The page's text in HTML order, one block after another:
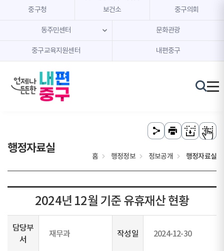
본문 내용 바로가기
주메뉴 바로가기
중구청 보건소 중구의회
동주민센터 문화관광
중구교육지원센터 내편중구
행정자료실
홈 행정정보 정보공개 행정자료실
2024년 12월 기준 유휴재산 현황
담당부
서
재무과 작성일 2024-12-30